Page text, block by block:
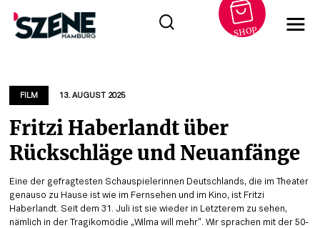
springen
SHOP
FILM 13. AUGUST 2025
Fritzi Haberlandt über
Rückschläge und Neuanfänge
Eine der gefragtesten Schauspielerinnen Deutschlands, die im Theater
genauso zu Hause ist wie im Fernsehen und im Kino, ist Fritzi
Haberlandt. Seit dem 31. Juli ist sie wieder in Letzterem zu sehen,
nämlich in der Tragikomödie „Wilma will mehr“. Wir sprachen mit der 50-